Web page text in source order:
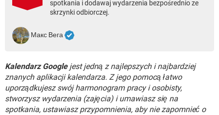
spotkania i dodawaj wydarzenia bezpośrednio ze
skrzynki odbiorczej.
Макс Вега
Kalendarz Googlejest jedną z najlepszych i najbardziej
znanych aplikacji kalendarza. Z jego pomocą łatwo
uporządkujesz swój harmonogram pracy i osobisty,
stworzysz wydarzenia (zajęcia) i umawiasz się na
spotkania, ustawiasz przypomnienia, aby nie zapomnieć o